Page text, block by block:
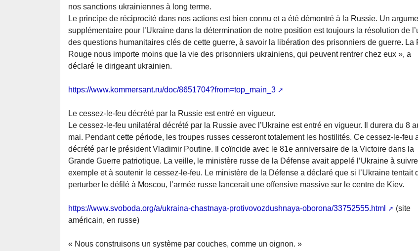
nos sanctions ukrainiennes à long terme.
Le principe de réciprocité dans nos actions est bien connu et a été démontré à la Russie. Un
supplémentaire pour l’Ukraine dans la détermination de notre position est toujours la résolution de
des questions humanitaires clés de cette guerre, à savoir la libération des prisonniers de guerre. La
Rouge nous importe moins que la vie des prisonniers ukrainiens, qui peuvent rentrer chez eux », a
déclaré le dirigeant ukrainien.
https://www.kommersant.ru/doc/8651704?from=top_main_3
Le cessez-le-feu décrété par la Russie est entré en vigueur.
Le cessez-le-feu unilatéral décrété par la Russie avec l’Ukraine est entré en vigueur. Il durera du 8
mai. Pendant cette période, les troupes russes cesseront totalement les hostilités. Ce cessez-le-feu
décrété par le président Vladimir Poutine. Il coïncide avec le 81e anniversaire de la Victoire dans la
Grande Guerre patriotique. La veille, le ministère russe de la Défense avait appelé l’Ukraine à
exemple et à soutenir le cessez-le-feu. Le ministère de la Défense a déclaré que si l’Ukraine tentait
perturber le défilé à Moscou, l’armée russe lancerait une offensive massive sur le centre de Kiev.
https://www.svoboda.org/a/ukraina-chastnaya-protivovozdushnaya-oborona/33752555.html
(site
américain, en russe)
« Nous construisons un système par couches, comme un oignon. »